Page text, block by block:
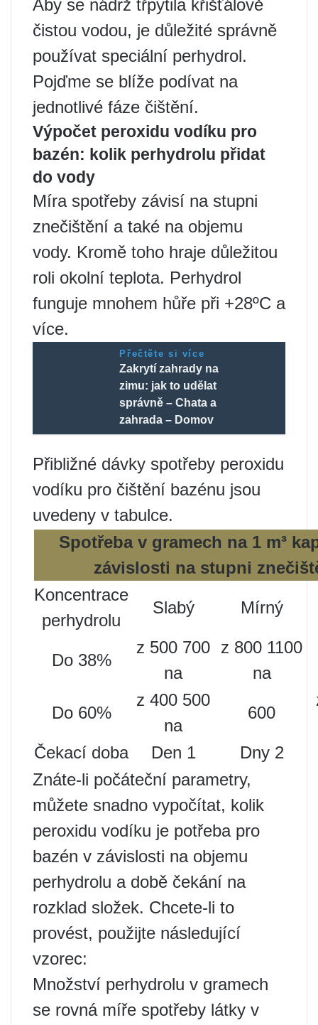
Aby se nádrž třpytila ​​křišťálově
čistou vodou, je důležité správně
používat speciální perhydrol.
Pojďme se blíže podívat na
jednotlivé fáze čištění.
Výpočet peroxidu vodíku pro
bazén: kolik perhydrolu přidat
do vody
Míra spotřeby závisí na stupni
znečištění a také na objemu
vody. Kromě toho hraje důležitou
roli okolní teplota. Perhydrol
funguje mnohem hůře při +28ºС a
více.
Přečtěte si více
Zakrytí zahrady na
zimu: jak to udělat
správně – Chata a
zahrada – Domov
Přibližné dávky spotřeby peroxidu
vodíku pro čištění bazénu jsou
uvedeny v tabulce.
Spotřeba v gramech na 1 m³
závislosti na stupni
Koncentrace
perhydrolu
Slabý Mírný
Do 38%
z 500 700
na
z 800 1100
na
Do 60%
z 400 500
na
600
Čekací doba Den 1
Dny 2
Znáte-li počáteční parametry,
můžete snadno vypočítat, kolik
peroxidu vodíku je potřeba pro
bazén v závislosti na objemu
perhydrolu a době čekání na
rozklad složek. Chcete-li to
provést, použijte následující
vzorec:
Množství perhydrolu v gramech
se rovná míře spotřeby látky v